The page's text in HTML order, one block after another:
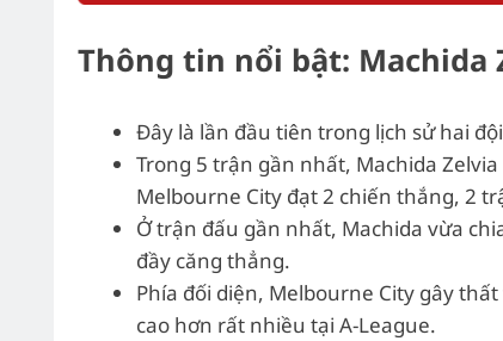
Thông tin nổi bật: Machida
Đây là lần đầu tiên trong lịch sử hai
Trong 5 trận gần nhất, Machida
Melbourne City đạt 2 chiến thắng, 2
Ở trận đấu gần nhất, Machida vừa
đầy căng thẳng.
Phía đối diện, Melbourne City gây
cao hơn rất nhiều tại A-League.